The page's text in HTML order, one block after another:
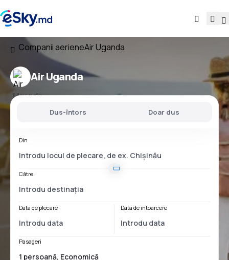
Companii aerieneAir Uganda
Air Uganda
Dus-întors Doar dus
Din
Către
Data de plecare Data de întoarcere
Pasageri